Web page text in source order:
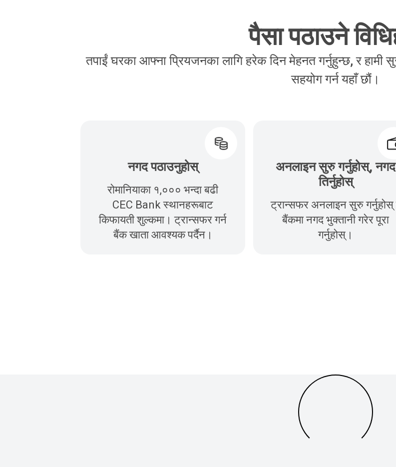
पैसा पठाउने
तपाईं घरका आफ्ना प्रियजनका लागि हरेक दिन मेहनत गर्नुहुन्छ, र हामी
सहयोग गर्न यहाँ छौं।
नगद पठाउनुहोस्
रोमानियाका १,००० भन्दा बढी
CEC Bank स्थानहरूबाट
किफायती शुल्कमा। ट्रान्सफर गर्न
बैंक खाता आवश्यक पर्दैन।
अनलाइन सुरु गर्नुहोस्, नगद
तिर्नुहोस्
ट्रान्सफर अनलाइन सुरु गर्नुहोस्
बैंकमा नगद भुक्तानी गरेर पूरा
गर्नुहोस्।